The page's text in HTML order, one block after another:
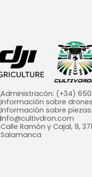
Administracón: (+34) 650
Información sobre
Información sobre
info@cultivdron.com​
Calle Ramón y Cajal, 9,
Salamanca​